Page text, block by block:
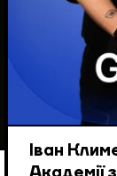
Іван